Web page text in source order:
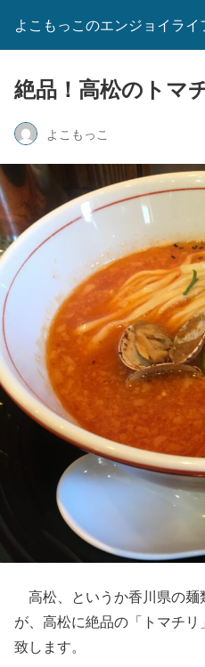
よこもっこのエンジョイライ
絶品！高松のトマ
よこもっこ
高松、というか香川県の麺
が、高松に絶品の「トマチ
致します。